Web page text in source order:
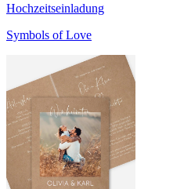
Hochzeitseinladung
Symbols of Love